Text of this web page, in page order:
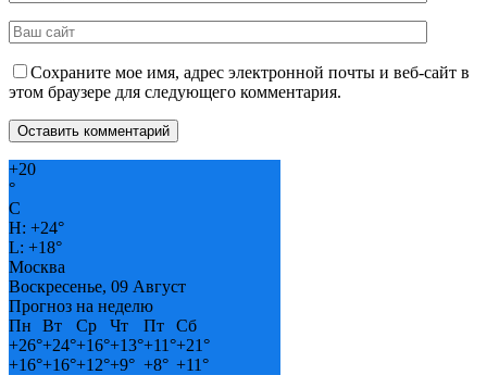
Сохраните мое имя, адрес электронной почты и веб-сайт в
этом браузере для следующего комментария.
+20
°
C
H: +24°
L: +18°
Москва
Воскресенье, 09 Август
Прогноз на неделю
Пн
Вт Ср Чт Пт
Сб
+26°+24°+16°+13°+11°+21°
+16°+16°+12°+9° +8° +11°